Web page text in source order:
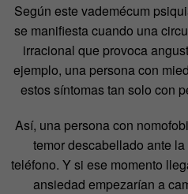
Según este vademécum
se manifiesta cuando una
irracional que provoca
ejemplo, una persona con
estos síntomas tan solo con
Así, una persona con
temor descabellado ante
teléfono. Y si ese momento
ansiedad empezarían a